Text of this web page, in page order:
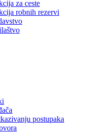
za ceste
robnih rezervi
postupaka